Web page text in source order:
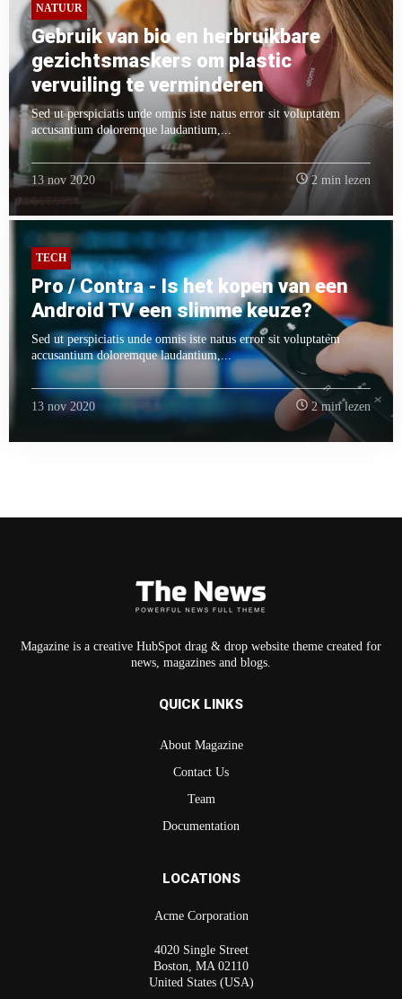
NATUUR
Gebruik van bio en herbruikbare
gezichtsmaskers om plastic
vervuiling te verminderen
Sed ut perspiciatis unde omnis iste natus error sit voluptatem
accusantium doloremque laudantium,...
13 nov 2020 2 min lezen
TECH
Pro / Contra - Is het kopen van een
Android TV een slimme keuze?
Sed ut perspiciatis unde omnis iste natus error sit voluptatem
accusantium doloremque laudantium,...
13 nov 2020 2 min lezen
Magazine is a creative HubSpot drag & drop website theme created for
news, magazines and blogs.
QUICK LINKS
About Magazine
Contact Us
Team
Documentation
LOCATIONS
Acme Corporation
4020 Single Street
Boston, MA 02110
United States (USA)